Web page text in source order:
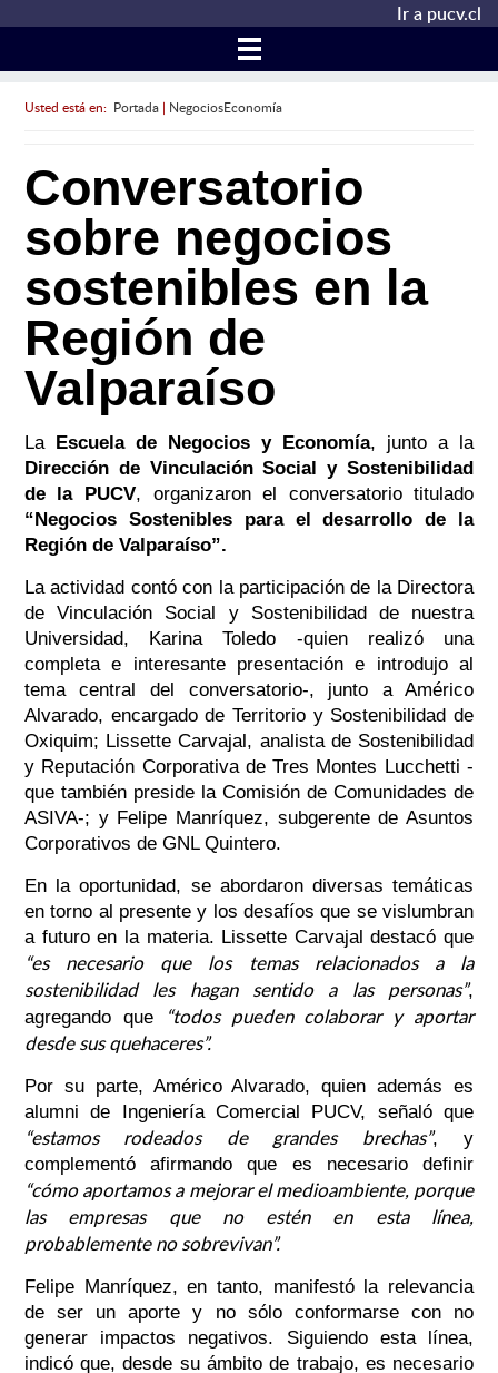
Ir a pucv.cl
Usted está en: Portada| NegociosEconomía
Conversatorio
sobre negocios
sostenibles en la
Región de
Valparaíso
La Escuela de Negocios y Economía, junto a la
Dirección de Vinculación Social y Sostenibilidad
de la PUCV, organizaron el conversatorio titulado
“Negocios Sostenibles para el desarrollo de la
Región de Valparaíso”.
La actividad contó con la participación de la Directora
de Vinculación Social y Sostenibilidad de nuestra
Universidad, Karina Toledo -quien realizó una
completa e interesante presentación e introdujo al
tema central del conversatorio-, junto a Américo
Alvarado, encargado de Territorio y Sostenibilidad de
Oxiquim; Lissette Carvajal, analista de Sostenibilidad
y Reputación Corporativa de Tres Montes Lucchetti -
que también preside la Comisión de Comunidades de
ASIVA-; y Felipe Manríquez, subgerente de Asuntos
Corporativos de GNL Quintero.
En la oportunidad, se abordaron diversas temáticas
en torno al presente y los desafíos que se vislumbran
a futuro en la materia. Lissette Carvajal destacó que
“es necesario que los temas relacionados a la
sostenibilidad les hagan sentido a las personas”,
agregando que
“todos pueden colaborar y aportar
desde sus quehaceres”.
Por su parte, Américo Alvarado, quien además es
alumni de Ingeniería Comercial PUCV, señaló que
“estamos rodeados de grandes brechas”, y
complementó afirmando que es necesario definir
“cómo aportamos a mejorar el medioambiente, porque
las empresas que no estén en esta línea,
probablemente no sobrevivan”.
Felipe Manríquez, en tanto, manifestó la relevancia
de ser un aporte y no sólo conformarse con no
generar impactos negativos. Siguiendo esta línea,
indicó que, desde su ámbito de trabajo, es necesario